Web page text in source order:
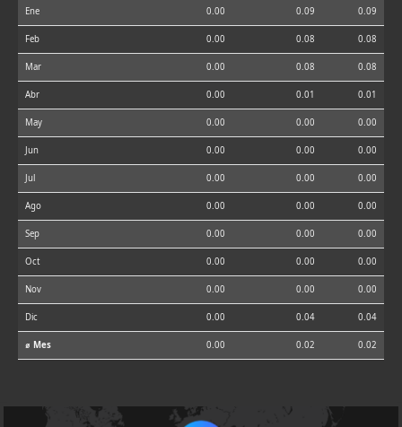
Ene 0.00 0.09 0.09
Feb 0.00 0.08 0.08
Mar 0.00 0.08 0.08
Abr 0.00 0.01 0.01
May 0.00 0.00 0.00
Jun 0.00 0.00 0.00
Jul 0.00 0.00 0.00
Ago 0.00 0.00 0.00
Sep 0.00 0.00 0.00
Oct 0.00 0.00 0.00
Nov 0.00 0.00 0.00
Dic 0.00 0.04 0.04
⌀ Mes 0.00 0.02 0.02